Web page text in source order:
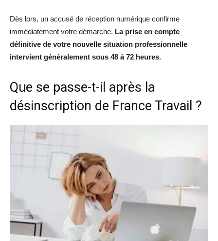
Dès lors, un accusé de réception numérique confirme
immédiatement votre démarche. La prise en compte
définitive de votre nouvelle situation professionnelle
intervient généralement sous 48 à 72 heures.
Que se passe-t-il après la
désinscription de France Travail ?